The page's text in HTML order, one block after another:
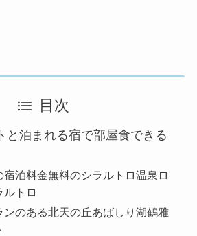
目次
と泊まれる宿で部屋食できる
宿泊料金無料のシラルトロ温泉ロ
ルトロ
ンのある北天の丘あばしり湖鶴雅